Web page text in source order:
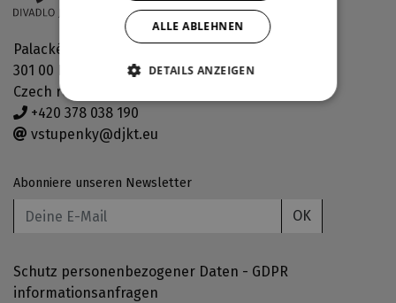
Palackého náměstí 30
301 00 Plzeň
Czech republic
+420 378 038 190
vstupenky@djkt.eu
Abonniere unseren Newsletter
OK
Schutz personenbezogener Daten - GDPR
informationsanfragen
ALLE ABLEHNEN
DETAILS ANZEIGEN